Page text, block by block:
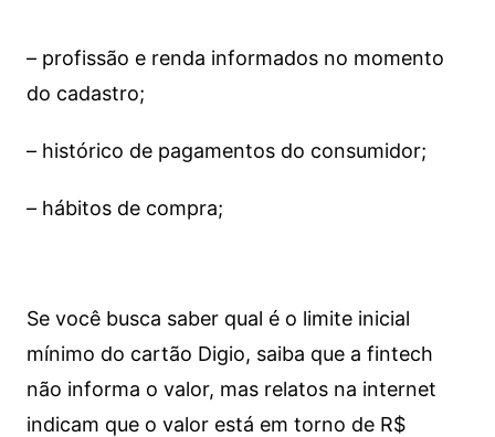
– profissão e renda informados no momento
do cadastro;
– histórico de pagamentos do consumidor;
– hábitos de compra;
Se você busca saber qual é o limite inicial
mínimo do cartão Digio, saiba que a fintech
não informa o valor, mas relatos na internet
indicam que o valor está em torno de R$